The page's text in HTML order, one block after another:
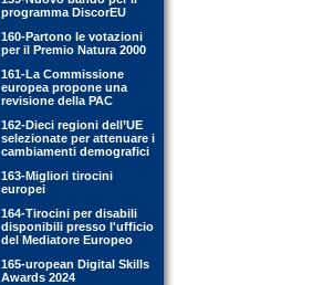
programma DiscorEU
160-Partono le votazioni
per il Premio Natura 2000
161-La Commissione
europea propone una
revisione della PAC
162-Dieci regioni dell’UE
selezionate per attenuare i
cambiamenti demografici
163-Migliori tirocini
europei
164-Tirocini per disabili
disponibili presso l'ufficio
del Mediatore Europeo
165-uropean Digital Skills
Awards 2024